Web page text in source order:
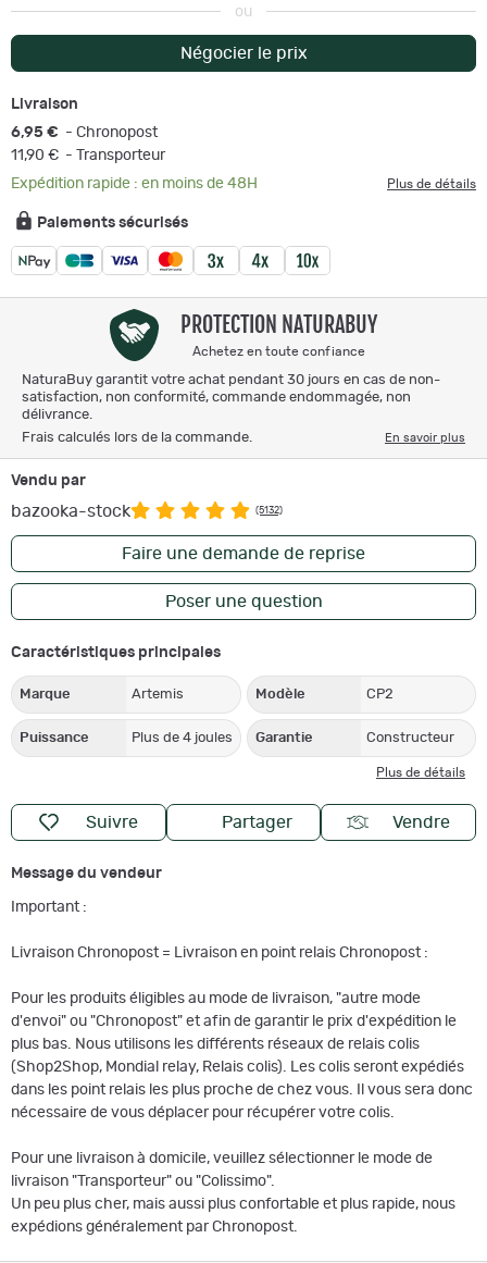
ou
Négocier le prix
Livraison
6,95 € - Chronopost
11,90 € - Transporteur
Expédition rapide : en moins de 48H
Plus de détails
Paiements sécurisés
PROTECTION NATURABUY
Achetez en toute confiance
NaturaBuy garantit votre achat pendant 30 jours en cas de non-
satisfaction, non conformité, commande endommagée, non
délivrance.
Frais calculés lors de la commande.
En savoir plus
Vendu par
bazooka-stock (5132)
Faire une demande de reprise
Poser une question
Caractéristiques principales
Marque Artemis Modèle CP2
Puissance Plus de 4 joules Garantie Constructeur
Plus de détails
Suivre Partager Vendre
Message du vendeur
Important :
Livraison Chronopost = Livraison en point relais Chronopost :
Pour les produits éligibles au mode de livraison, "autre mode
d'envoi" ou "Chronopost" et afin de garantir le prix d'expédition le
plus bas. Nous utilisons les différents réseaux de relais colis
(Shop2Shop, Mondial relay, Relais colis). Les colis seront expédiés
dans les point relais les plus proche de chez vous. Il vous sera donc
nécessaire de vous déplacer pour récupérer votre colis.
Pour une livraison à domicile, veuillez sélectionner le mode de
livraison "Transporteur" ou "Colissimo".
Un peu plus cher, mais aussi plus confortable et plus rapide, nous
expédions généralement par Chronopost.